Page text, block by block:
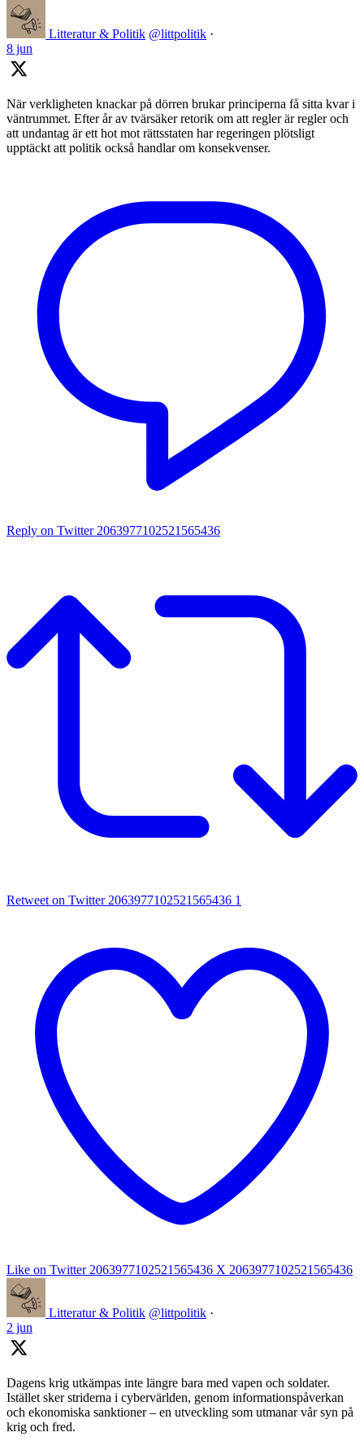
Litteratur & Politik @littpolitik ·
8 jun
När verkligheten knackar på dörren brukar principerna få sitta kvar i
väntrummet. Efter år av tvärsäker retorik om att regler är regler och
att undantag är ett hot mot rättsstaten har regeringen plötsligt
upptäckt att politik också handlar om konsekvenser.
Reply on Twitter 2063977102521565436
Retweet on Twitter 2063977102521565436 1
Like on Twitter 2063977102521565436 X 2063977102521565436
Litteratur & Politik @littpolitik ·
2 jun
Dagens krig utkämpas inte längre bara med vapen och soldater.
Istället sker striderna i cybervärlden, genom informationspåverkan
och ekonomiska sanktioner – en utveckling som utmanar vår syn på
krig och fred.